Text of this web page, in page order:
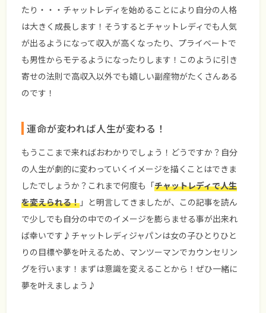
たり・・・チャットレディを始めることにより自分の人格
は大きく成長します！そうするとチャットレディでも人気
が出るようになって収入が高くなったり、プライベートで
も男性からモテるようになったりします！このように引き
寄せの法則で高収入以外でも嬉しい副産物がたくさんある
のです！
運命が変われば人生が変わる！
もうここまで来ればおわかりでしょう！どうですか？自分
の人生が劇的に変わっていくイメージを描くことはできま
したでしょうか？これまで何度も「チャットレディで人生
を変えられる！ 」と明言してきましたが、この記事を読ん
で少しでも自分の中でのイメージを膨らませる事が出来れ
ば幸いです♪チャットレディジャパンは女の子ひとりひと
りの目標や夢を叶えるため、マンツーマンでカウンセリン
グを行います！まずは意識を変えることから！ぜひ一緒に
夢を叶えましょう♪